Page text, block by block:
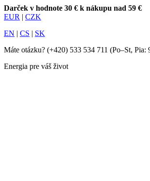
Darček v hodnote 30 € k nákupu nad 59 €
EUR | CZK
EN | CS | SK
Máte otázku? (+420) 533 534 711 (Po–St, Pia:
Energia pre váš život